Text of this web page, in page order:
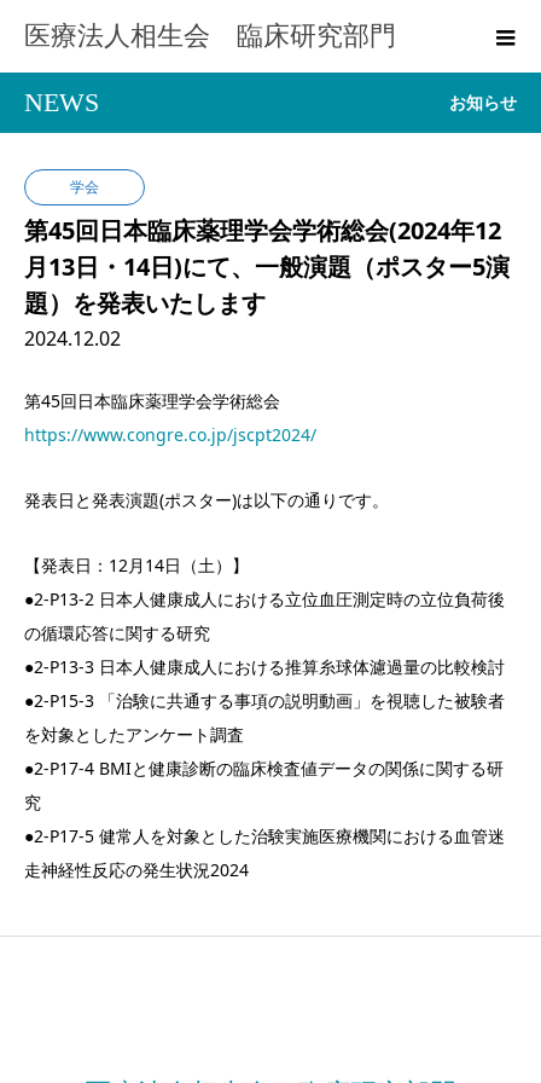
医療法人相生会 臨床研究部門
NEWS お知らせ
学会
第45回日本臨床薬理学会学術総会(2024年12
月13日・14日)にて、一般演題（ポスター5演
題）を発表いたします
2024.12.02
第45回日本臨床薬理学会学術総会
https://www.congre.co.jp/jscpt2024/
発表日と発表演題(ポスター)は以下の通りです。
【発表日：12月14日（土）】
●2-P13-2 日本人健康成人における立位血圧測定時の立位負荷後
の循環応答に関する研究
●2-P13-3 日本人健康成人における推算糸球体濾過量の比較検討
●2-P15-3 「治験に共通する事項の説明動画」を視聴した被験者
を対象としたアンケート調査
●2-P17-4 BMIと健康診断の臨床検査値データの関係に関する研
究
●2-P17-5 健常人を対象とした治験実施医療機関における血管迷
走神経性反応の発生状況2024